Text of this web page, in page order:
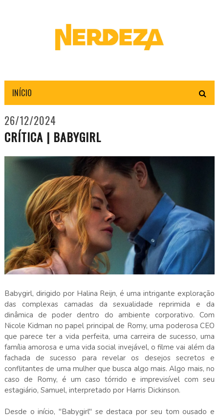
INÍCIO
26/12/2024
CRÍTICA | BABYGIRL
Babygirl, dirigido por Halina Reijn, é uma intrigante exploração
das complexas camadas da sexualidade reprimida e da
dinâmica de poder dentro do ambiente corporativo. Com
Nicole Kidman no papel principal de Romy, uma poderosa CEO
que parece ter a vida perfeita, uma carreira de sucesso, uma
família amorosa e uma vida social invejável, o filme vai além da
fachada de sucesso para revelar os desejos secretos e
conflitantes de uma mulher que busca algo mais. Algo mais, no
caso de Romy, é um caso tórrido e imprevisível com seu
estagiário, Samuel, interpretado por Harris Dickinson.
Desde o início, "Babygirl" se destaca por seu tom ousado e